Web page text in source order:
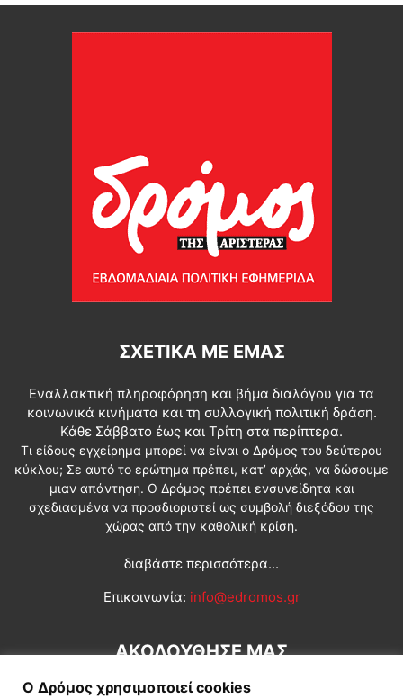
ΣΧΕΤΙΚΆ ΜΕ ΕΜΆΣ
Εναλλακτική πληροφόρηση και βήμα διαλόγου για τα
κοινωνικά κινήματα και τη συλλογική πολιτική δράση.
Κάθε Σάββατο έως και Τρίτη στα περίπτερα.
Τι είδους εγχείρημα μπορεί να είναι ο Δρόμος του δεύτερου
κύκλου; Σε αυτό το ερώτημα πρέπει, κατ’ αρχάς, να δώσουμε
μιαν απάντηση. Ο Δρόμος πρέπει ενσυνείδητα και
σχεδιασμένα να προσδιοριστεί ως συμβολή διεξόδου της
χώρας από την καθολική κρίση.
διαβάστε περισσότερα...
Επικοινωνία: info@edromos.gr
ΑΚΟΛΟΥΘΗΣΕ ΜΑΣ
Ο Δρόμος χρησιμοποιεί cookies